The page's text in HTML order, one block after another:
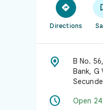

Directions

B No.
Bank, G
 Open